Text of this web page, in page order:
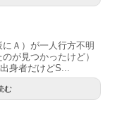
Ａ）が一人行方不明
が見つかったけど）
身者だけどS...
む